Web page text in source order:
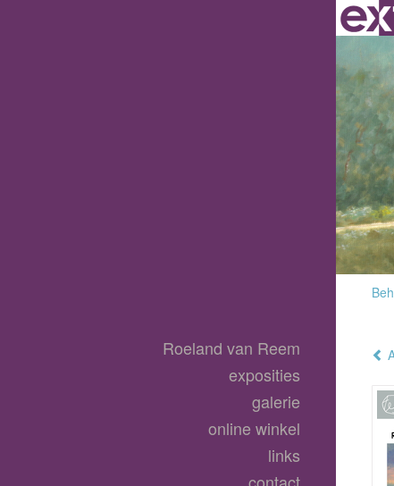
Roeland van Reem
exposities
galerie
online winkel
links